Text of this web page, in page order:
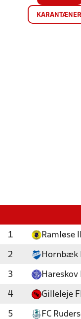
KARANTÆNER
1 Ramløse
2 Hornbæk
3 Hareskov
4 Gilleleje
5 FC